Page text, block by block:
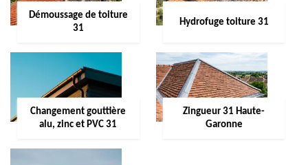
Démoussage de toiture
31
Hydrofuge toiture 31
Changement gouttière
alu, zinc et PVC 31
Zingueur 31 Haute-
Garonne